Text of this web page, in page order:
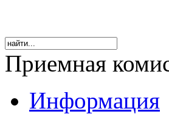
Приемная
Информация